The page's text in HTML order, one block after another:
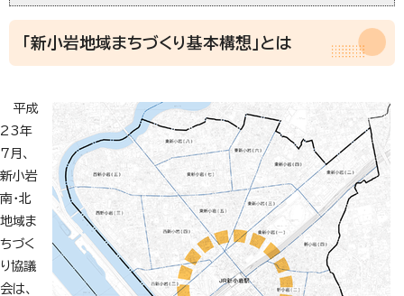
「新小岩地域まちづくり基本構想」とは
平成
23年
7月、
新小岩
南・北
地域ま
ちづく
り協議
会は、